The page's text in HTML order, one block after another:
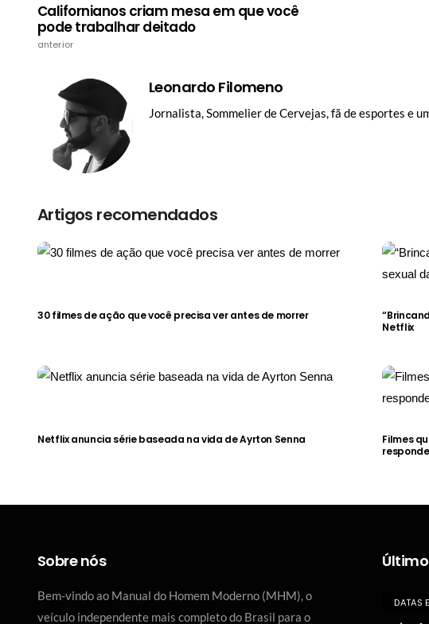
Californianos criam mesa em que você
pode trabalhar deitado
anterior
Leonardo Filomeno
Jornalista, Sommelier de Cervejas, fã de esportes e
Artigos recomendados
30 filmes de ação que você precisa ver antes de morrer
Netflix
Netflix anuncia série baseada na vida de Ayrton Senna
Filmes
Sobre nós
Bem-vindo ao Manual do Homem Moderno (MHM), o
veículo independente mais completo do Brasil para o
DATAS